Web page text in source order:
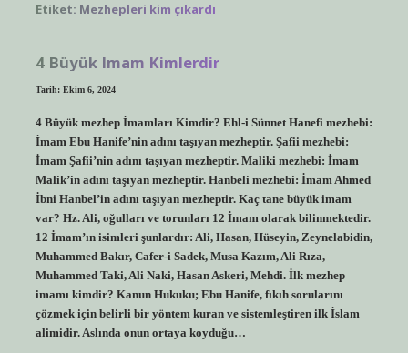
Etiket: Mezhepleri kim çıkardı
4 Büyük Imam Kimlerdir
Tarih: Ekim 6, 2024
4 Büyük mezhep İmamları Kimdir? Ehl-i Sünnet Hanefi mezhebi:
İmam Ebu Hanife’nin adını taşıyan mezheptir. Şafii mezhebi:
İmam Şafii’nin adını taşıyan mezheptir. Maliki mezhebi: İmam
Malik’in adını taşıyan mezheptir. Hanbeli mezhebi: İmam Ahmed
İbni Hanbel’in adını taşıyan mezheptir. Kaç tane büyük imam
var? Hz. Ali, oğulları ve torunları 12 İmam olarak bilinmektedir.
12 İmam’ın isimleri şunlardır: Ali, Hasan, Hüseyin, Zeynelabidin,
Muhammed Bakır, Cafer-i Sadek, Musa Kazım, Ali Rıza,
Muhammed Taki, Ali Naki, Hasan Askeri, Mehdi. İlk mezhep
imamı kimdir? Kanun Hukuku; Ebu Hanife, fıkıh sorularını
çözmek için belirli bir yöntem kuran ve sistemleştiren ilk İslam
alimidir. Aslında onun ortaya koyduğu…